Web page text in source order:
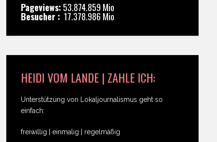
Pageviews: 53.874.859 Mio
Besucher : 17.378.986 Mio
HEIDI VOM LANDE | ZAHLE ICH:
Unterstützung von Lokaljournalismus geht so
einfach:
freiwillig | einmalig | regelmäßig